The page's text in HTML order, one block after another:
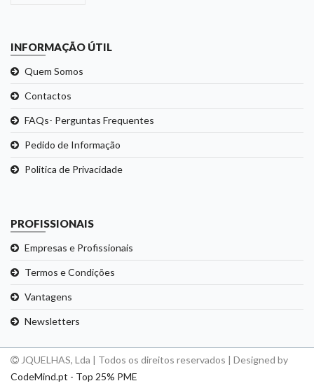
INFORMAÇÃO ÚTIL
Quem Somos
Contactos
FAQs- Perguntas Frequentes
Pedido de Informação
Politica de Privacidade
PROFISSIONAIS
Empresas e Profissionais
Termos e Condições
Vantagens
Newsletters
JQUELHAS, Lda | Todos os direitos reservados | Designed by
CodeMind.pt - Top 25% PME